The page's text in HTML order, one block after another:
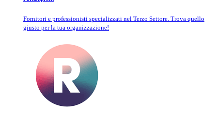
Fornitori e professionisti specializzati nel Terzo Settore. Trova quello
giusto per la tua organizzazione!